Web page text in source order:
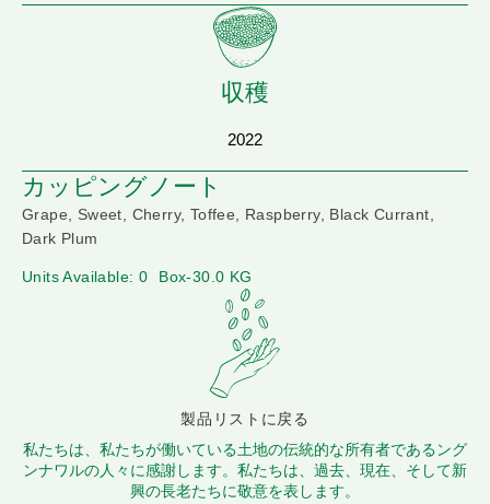
収穫
2022
カッピングノート
Grape, Sweet, Cherry, Toffee, Raspberry, Black Currant,
Dark Plum
Units Available: 0 Box-30.0 KG
製品リストに戻る
私たちは、私たちが働いている土地の伝統的な所有者であるング
ンナワルの人々に感謝します。私たちは、過去、現在、そして新
興の長老たちに敬意を表します。